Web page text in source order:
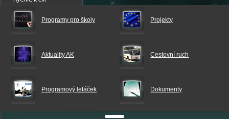
Programy pro školy Projekty
Aktuality AK Cestovní ruch
Programový letáček Dokumenty